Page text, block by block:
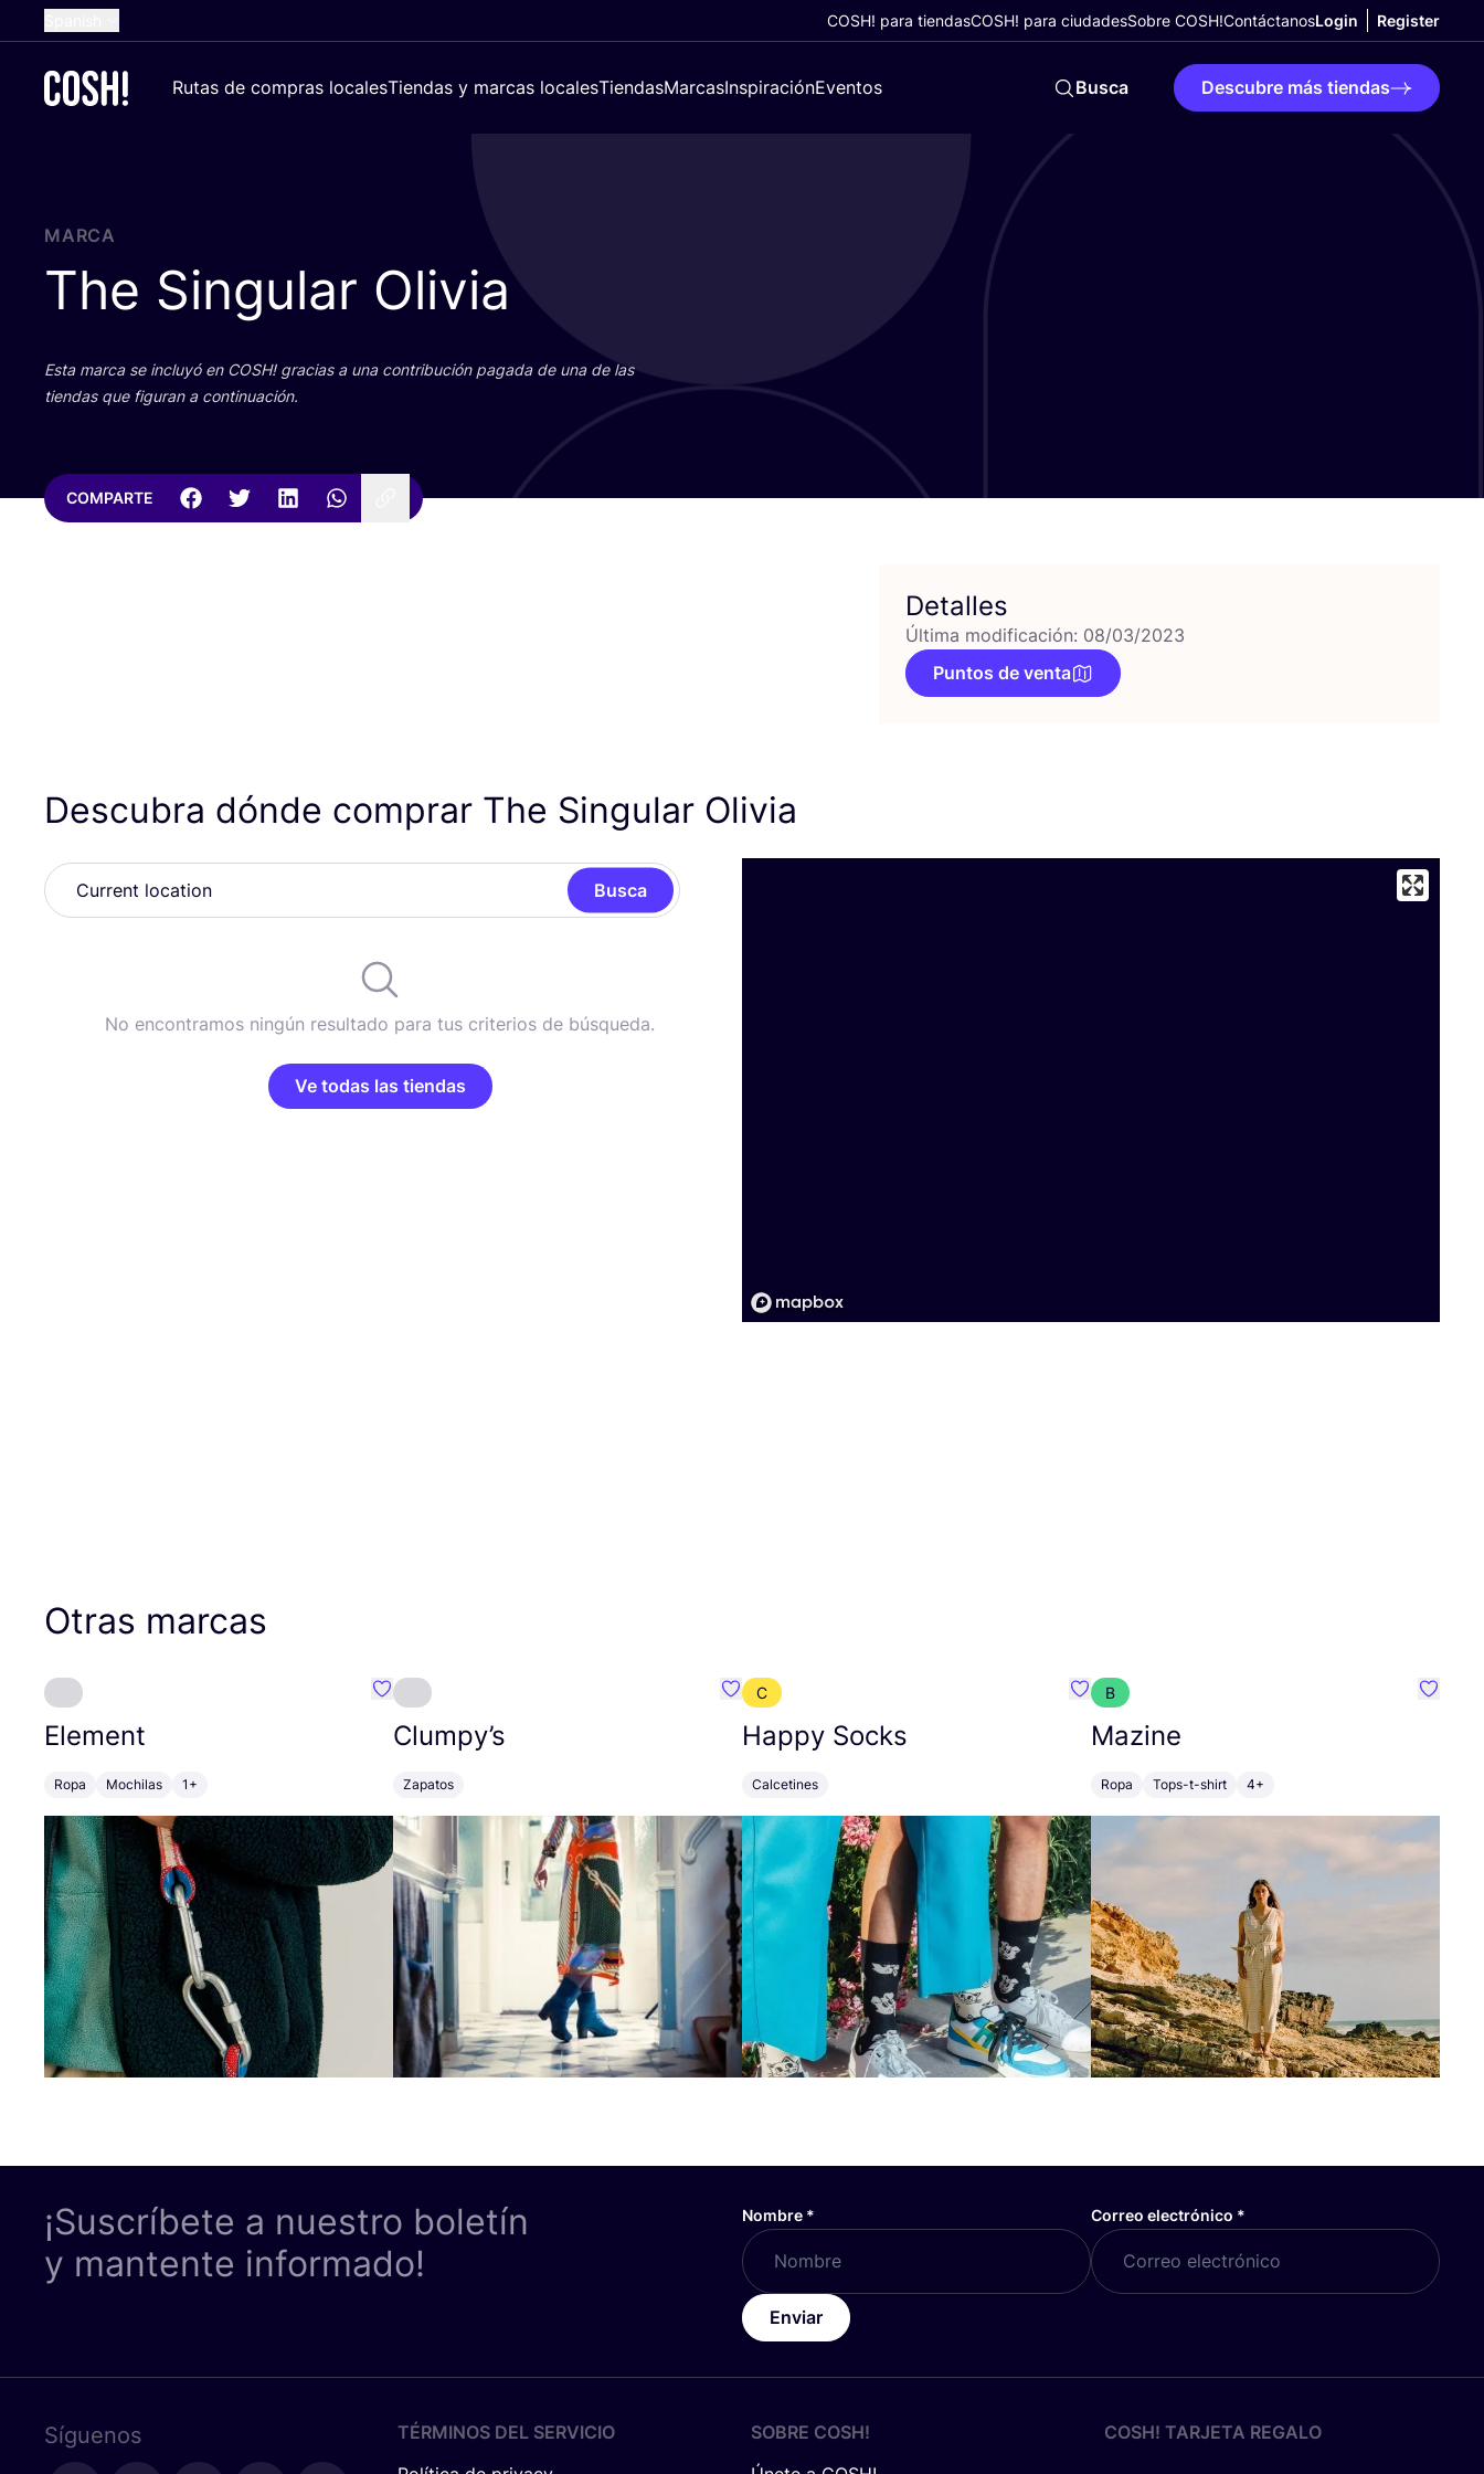
Dutch
Croatian
COSH! para tiendasCOSH! para ciudadesSobre COSH!ContáctanosLogin Register
Rutas de compras localesTiendas y marcas localesTiendasMarcasInspiraciónEventos Busca Descubre más tiendas
MARCA
The Singular Olivia
Esta mar­ca se inclu­yó en COSH! gra­cias a una con­tri­bu­ción paga­da de una de las
tien­das que figu­ran a continuación.
COMPARTE
Detalles
Última modificación: 08/03/2023
Puntos de venta
Descubra dónde comprar The Singular Olivia
Busca
No encontramos ningún resultado para tus criterios de búsqueda.
Ve todas las tiendas
Otras marcas
Element
Ropa Mochilas 1+
Favoritos {nombre}
Clumpy’s
Zapatos
Favoritos {nombre}
C
Happy Socks
Calcetines
Favoritos {nombre}
B
Mazine
Ropa Tops-t-shirt 4+
¡Suscríbete a nuestro boletín
y mantente informado!
Nombre * Correo electrónico *
Enviar
Síguenos
TÉRMINOS DEL SERVICIO
SOBRE COSH!
COSH! TARJETA REGALO